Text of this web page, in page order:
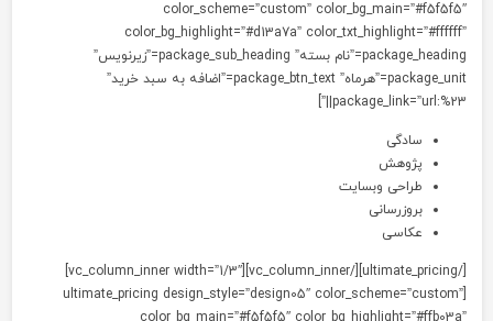
color_scheme=”custom”
color_bg_highlight=”#d13a7a”
package_heading=”نام بسته” package_sub_heading=”زیرنویس”
package_unit=”هرماه” package_btn_text=”اضافه به سبد خرید”
سادگی
پژوهش
طراحی وبسایت
بروزرسانی
عکاسی
[/ultimate_pricing][/vc_column_inner][vc_column_inner width=”1/3″]
[ultimate_pricing design_style=”design05″ color_scheme=”custom”